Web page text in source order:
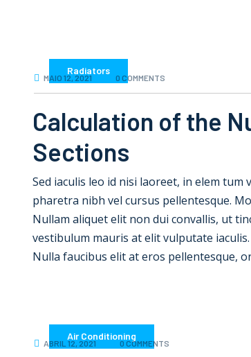
Radiators
MAIO 12, 2021 0 COMMENTS
Calculation of the
Sections
Sed iaculis leo id nisi laoreet, in elem
pharetra nibh vel cursus pellentesque.
Nullam aliquet elit non dui convallis, ut
vestibulum mauris at elit vulputate
Nulla faucibus elit at eros pellentesque,
Air Conditioning
ABRIL 12, 2021 0 COMMENTS